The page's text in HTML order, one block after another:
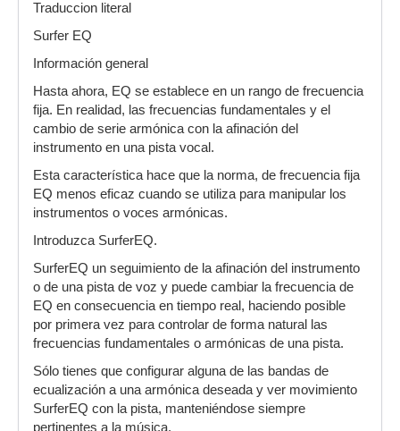
Traduccion literal
Surfer EQ
Información general
Hasta ahora, EQ se establece en un rango de frecuencia
fija. En realidad, las frecuencias fundamentales y el
cambio de serie armónica con la afinación del
instrumento en una pista vocal.
Esta característica hace que la norma, de frecuencia fija
EQ menos eficaz cuando se utiliza para manipular los
instrumentos o voces armónicas.
Introduzca SurferEQ.
SurferEQ un seguimiento de la afinación del instrumento
o de una pista de voz y puede cambiar la frecuencia de
EQ en consecuencia en tiempo real, haciendo posible
por primera vez para controlar de forma natural las
frecuencias fundamentales o armónicas de una pista.
Sólo tienes que configurar alguna de las bandas de
ecualización a una armónica deseada y ver movimiento
SurferEQ con la pista, manteniéndose siempre
pertinentes a la música.